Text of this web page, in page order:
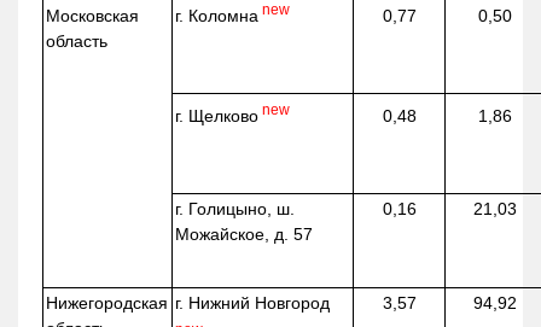
Московская
область
г. Коломна new 0,77 0,50
г. Щелково new 0,48 1,86
г. Голицыно, ш.
Можайское, д. 57
0,16 21,03
Нижегородская г. Нижний Новгород 3,57 94,92